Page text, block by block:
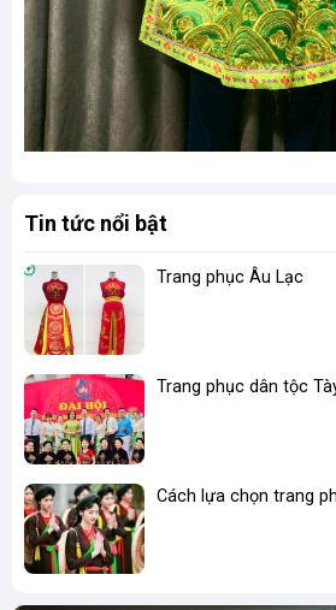
Tin tức nổi bật
Trang phục Âu Lạc
Trang phục dân tộc
Cách lựa chọn trang